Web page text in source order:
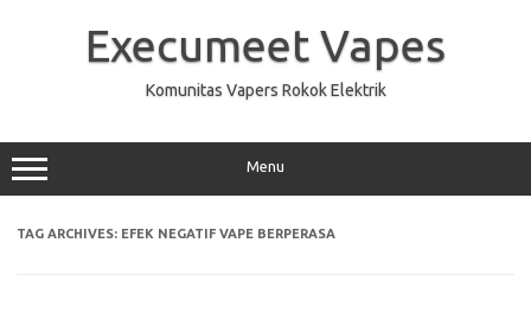
Execumeet Vapes
Komunitas Vapers Rokok Elektrik
Menu
TAG ARCHIVES: EFEK NEGATIF VAPE BERPERASA